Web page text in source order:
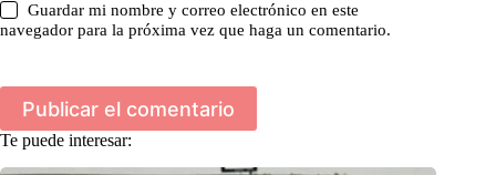
Guardar mi nombre y correo electrónico en este
navegador para la próxima vez que haga un comentario.
Publicar el comentario
Te puede interesar: